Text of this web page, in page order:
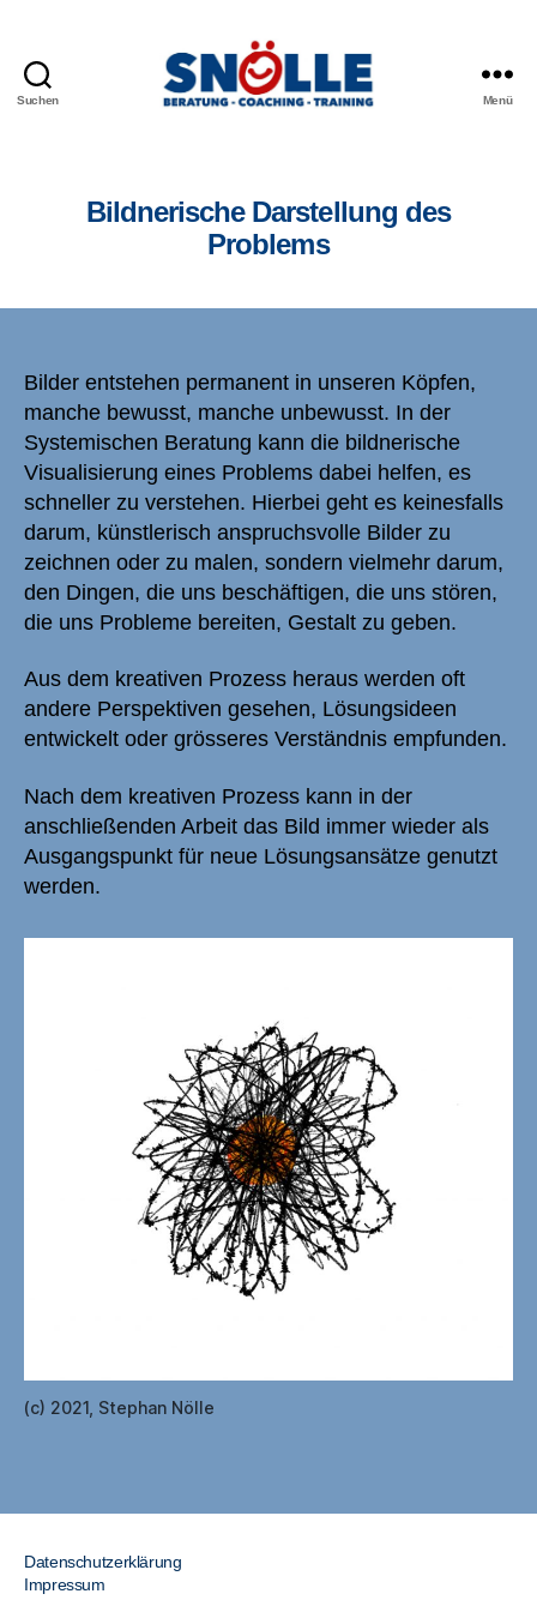
Suchen Menü
Bildnerische Darstellung des
Problems
Bilder entstehen permanent in unseren Köpfen,
manche bewusst, manche unbewusst. In der
Systemischen Beratung kann die bildnerische
Visualisierung eines Problems dabei helfen, es
schneller zu verstehen. Hierbei geht es keinesfalls
darum, künstlerisch anspruchsvolle Bilder zu
zeichnen oder zu malen, sondern vielmehr darum,
den Dingen, die uns beschäftigen, die uns stören,
die uns Probleme bereiten, Gestalt zu geben.
Aus dem kreativen Prozess heraus werden oft
andere Perspektiven gesehen, Lösungsideen
entwickelt oder grösseres Verständnis empfunden.
Nach dem kreativen Prozess kann in der
anschließenden Arbeit das Bild immer wieder als
Ausgangspunkt für neue Lösungsansätze genutzt
werden.
(c) 2021, Stephan Nölle
Datenschutzerklärung
Impressum